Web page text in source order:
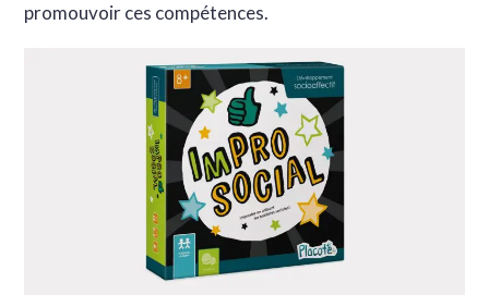
promouvoir ces compétences.